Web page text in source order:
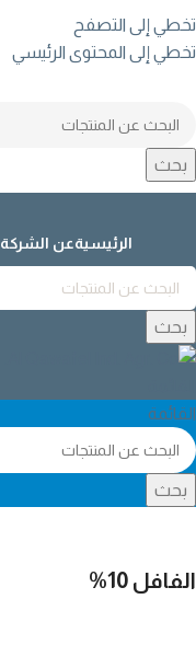
تخطي إلى التصفح
تخطي إلى المحتوى الرئيسي
بحث
الرئيسيةعن الشركة
بحث
القائمة
بحث
الفافل 10%